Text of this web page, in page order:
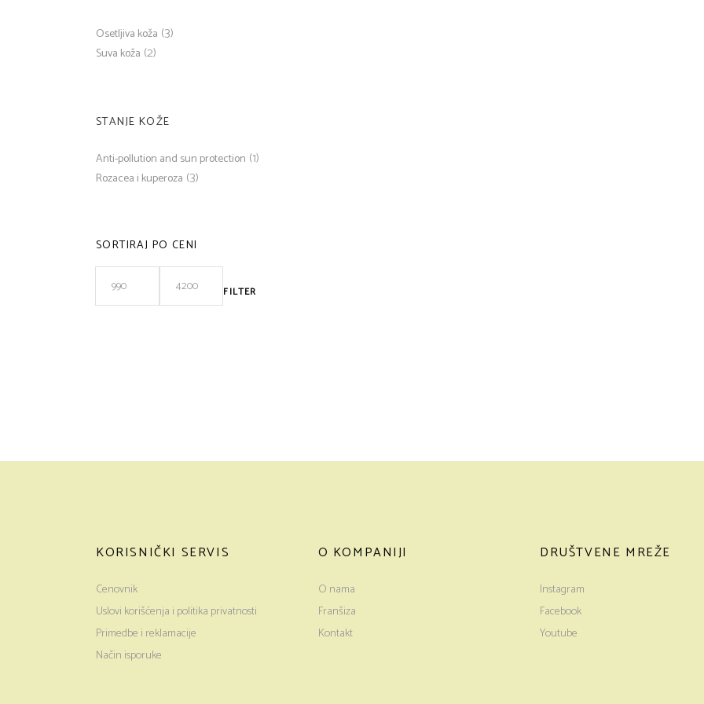
Osetljiva koža (3)
Suva koža (2)
STANJE KOŽE
Anti-pollution and sun protection (1)
Rozacea i kuperoza (3)
SORTIRAJ PO CENI
Minimalna
Maksimalna
FILTER
KORISNIČKI SERVIS
Cenovnik
Uslovi korišćenja i politika privatnosti
Primedbe i reklamacije
Način isporuke
O KOMPANIJI
O nama
Franšiza
Kontakt
DRUŠTVENE MREŽE
Instagram
Facebook
Youtube